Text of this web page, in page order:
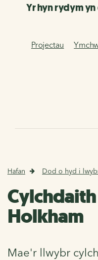
Yr hyn rydym
Projectau
Hafan Dod o hyd i
Holkham
Mae'r llwybr